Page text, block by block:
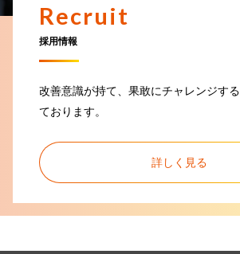
令和6年台風第10号に伴う災害により被害を受け
電気設備点検(停電)によるFAX不通のお知らせ
2024.03.28
個人向けオートリース債権流動化(5回債)について
Recruit
採用情報
改善意識が持て、果敢にチャレンジす
ております。
詳しく見る